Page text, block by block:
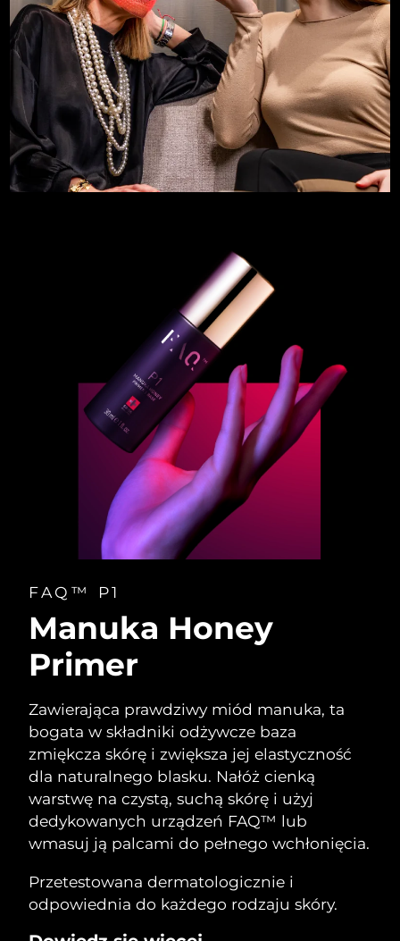
FAQ™ P1
Manuka Honey
Primer
Zawierająca prawdziwy miód manuka, ta
bogata w składniki odżywcze baza
zmiękcza skórę i zwiększa jej elastyczność
dla naturalnego blasku. Nałóż cienką
warstwę na czystą, suchą skórę i użyj
dedykowanych urządzeń FAQ™ lub
wmasuj ją palcami do pełnego wchłonięcia.
Przetestowana dermatologicznie i
odpowiednia do każdego rodzaju skóry.